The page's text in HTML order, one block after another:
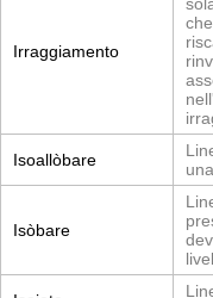
Irraggiamento
Isoallòbare
Isòbare